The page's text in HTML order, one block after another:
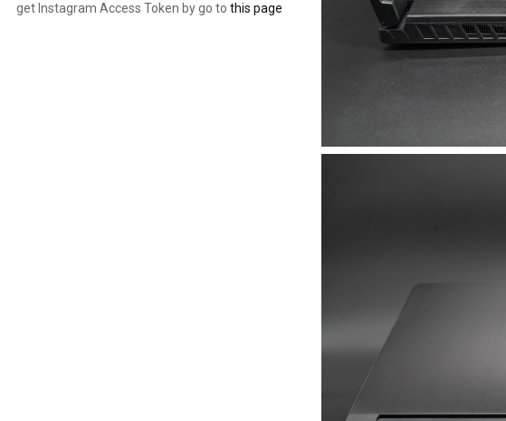
get Instagram Access Token by go to this page